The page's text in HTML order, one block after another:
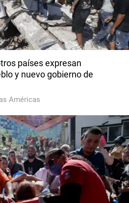
países expresan
y nuevo gobierno de
Américas